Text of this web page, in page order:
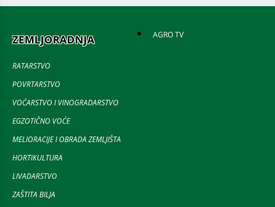
ZEMLJORADNJA
RATARSTVO
POVRTARSTVO
VOĆARSTVO I VINOGRADARSTVO
EGZOTIČNO VOĆE
MELIORACIJE I OBRADA ZEMLJIŠTA
HORTIKULTURA
LIVADARSTVO
ZAŠTITA BILJA
AGRO TV